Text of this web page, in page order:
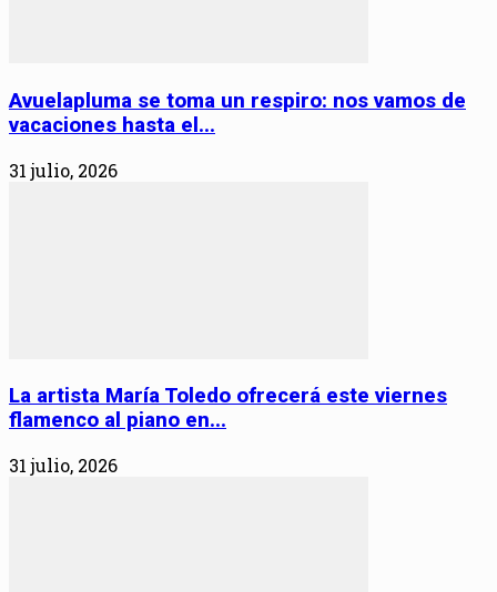
Avuelapluma se toma un respiro: nos vamos de
vacaciones hasta el...
31 julio, 2026
La artista María Toledo ofrecerá este viernes
flamenco al piano en...
31 julio, 2026